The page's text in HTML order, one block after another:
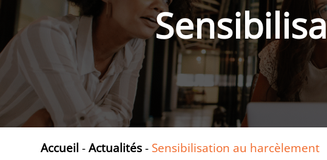
Accueil -Actualités- Sensibilisation au harcèlement